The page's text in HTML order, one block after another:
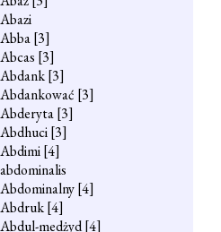
Abazi
Abba[3]
Abcas [3]
Abdank[3]
Abdankować [3]
Abderyta[3]
Abdhuci[3]
Abdimi[4]
abdominalis
Abdominalny[4]
Abdruk[4]
Abdul-medżyd[4]